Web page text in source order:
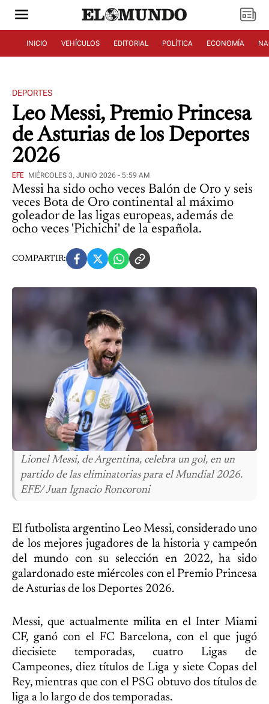
INICIO VEHÍCULOS EDITORIAL POLÍTICA ECONOMÍA
DEPORTES
Leo Messi, Premio Princesa
de Asturias de los Deportes
2026
EFE MIÉRCOLES 3, JUNIO 2026 - 5:59 AM
Messi ha sido ocho veces Balón de Oro y seis
veces Bota de Oro continental al máximo
goleador de las ligas europeas, además de
ocho veces 'Pichichi' de la española.
COMPARTIR:
Lionel Messi, de Argentina, celebra un gol, en un
partido de las eliminatorias para el Mundial 2026.
EFE/ Juan Ignacio Roncoroni
El futbolista argentino Leo Messi, considerado uno
de los mejores jugadores de la historia y campeón
del mundo con su selección en 2022, ha sido
galardonado este miércoles con el Premio Princesa
de Asturias de los Deportes 2026.
Messi, que actualmente milita en el Inter Miami
CF, ganó con el FC Barcelona, con el que jugó
diecisiete temporadas, cuatro Ligas de
Campeones, diez títulos de Liga y siete Copas del
Rey, mientras que con el PSG obtuvo dos títulos de
liga a lo largo de dos temporadas.